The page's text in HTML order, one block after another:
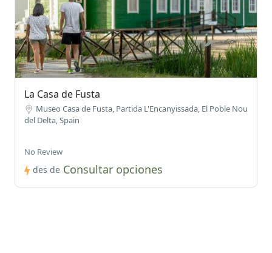
La Casa de Fusta
Museo Casa de Fusta, Partida L'Encanyissada, El Poble Nou
del Delta, Spain
No Review
des de Consultar opciones